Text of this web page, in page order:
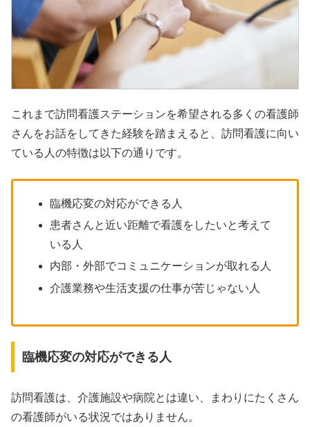
これまで訪問看護ステーションを希望される多くの看護師
さんをお話をしてきた経験を踏まえると、訪問看護に向い
ている人の特徴は以下の通りです。
臨機応変の対応ができる人
患者さんと近い距離で看護をしたいと考えて
いる人
内部・外部でコミュニケーションが取れる人
介護業務や生活支援の仕事が苦じゃない人
臨機応変の対応ができる人
訪問看護は、介護施設や病院とは違い、まわりにたくさん
の看護師がいる状況ではありません。